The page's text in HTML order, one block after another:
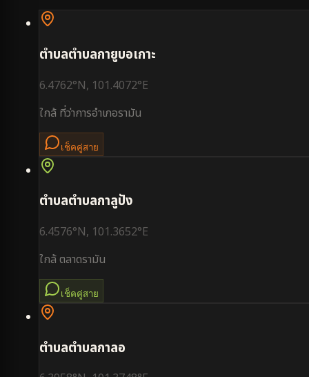
ตำบลตำบลกายูบอเกาะ
6.4762°N, 101.4072°E
ใกล้ ที่ว่าการอำเภอรามัน
เช็คคู่สาย
ตำบลตำบลกาลูปัง
6.4576°N, 101.3652°E
ใกล้ตลาดรามัน
เช็คคู่สาย
ตำบลตำบลกาลอ